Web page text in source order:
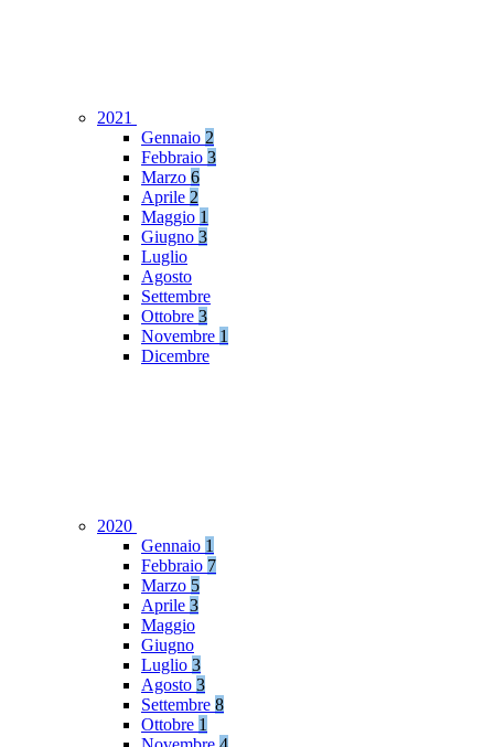
2021
Gennaio 2
Febbraio 3
Marzo 6
Aprile 2
Maggio 1
Giugno 3
Luglio
Agosto
Settembre
Ottobre 3
Novembre 1
Dicembre
2020
Gennaio 1
Febbraio 7
Marzo 5
Aprile 3
Maggio
Giugno
Luglio 3
Agosto 3
Settembre 8
Ottobre 1